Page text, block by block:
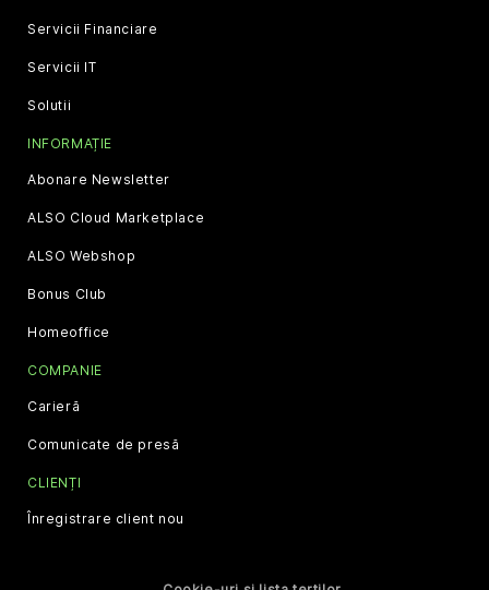
Servicii Financiare
Servicii IT
Solutii
INFORMAȚIE
Abonare Newsletter
ALSO Cloud Marketplace
ALSO Webshop
Bonus Club
Homeoffice
COMPANIE
Carieră
Comunicate de presă
CLIENȚI
Înregistrare client nou